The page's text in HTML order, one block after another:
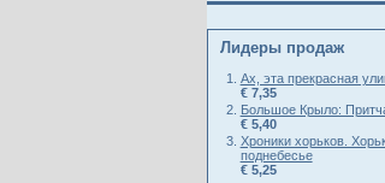
Лидеры продаж
Ах, эта прекрасная
€ 7,35
Большое Крыло:
€ 5,40
Хроники хорьков.
поднебесье
€ 5,25